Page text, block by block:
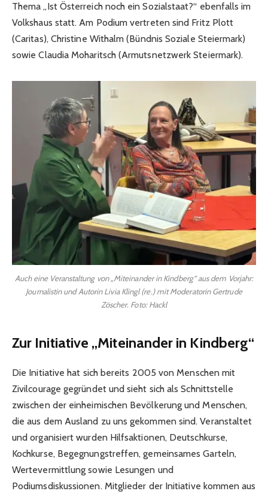
Thema „Ist Österreich noch ein Sozialstaat?“ ebenfalls im
Volkshaus statt. Am Podium vertreten sind Fritz Plott
(Caritas), Christine Withalm (Bündnis Soziale Steiermark)
sowie Claudia Moharitsch (Armutsnetzwerk Steiermark).
Auch eine Veranstaltung von „Miteinander in Kindberg“ aus dem Vorjahr:
Journalistin und Autorin Livia Klingl (re.) mit Moderatorin Gertrude
Zöscher. Foto: Hackl
Zur Initiative „Miteinander in Kindberg“
Die Initiative hat sich bereits 2005 von Menschen mit
Zivilcourage gegründet und sieht sich als Schnittstelle
zwischen der einheimischen Bevölkerung und Menschen,
die aus dem Ausland zu uns gekommen sind. Veranstaltet
und organisiert wurden Hilfsaktionen, Deutschkurse,
Kochkurse, Begegnungstreffen, gemeinsames Garteln,
Wertevermittlung sowie Lesungen und
Podiumsdiskussionen. Mitglieder der Initiative kommen aus